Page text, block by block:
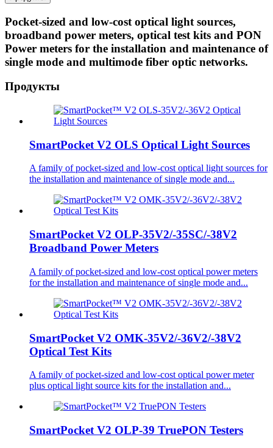
Pocket-sized and low-cost optical light sources,
broadband power meters, optical test kits and PON
Power meters for the installation and maintenance of
single mode and multimode fiber optic networks.
Продукты
SmartPocket V2 OLS Optical Light Sources
A family of pocket-sized and low-cost optical light sources for
the installation and maintenance of single mode and...
SmartPocket V2 OLP-35V2/-35SC/-38V2
Broadband Power Meters
A family of pocket-sized and low-cost optical power meters
for the installation and maintenance of single mode and...
SmartPocket V2 OMK-35V2/-36V2/-38V2
Optical Test Kits
A family of pocket-sized and low-cost optical power meter
plus optical light source kits for the installation and...
SmartPocket V2 OLP-39 TruePON Testers